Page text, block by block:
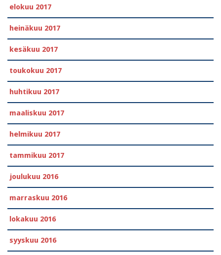
elokuu 2017
heinäkuu 2017
kesäkuu 2017
toukokuu 2017
huhtikuu 2017
maaliskuu 2017
helmikuu 2017
tammikuu 2017
joulukuu 2016
marraskuu 2016
lokakuu 2016
syyskuu 2016